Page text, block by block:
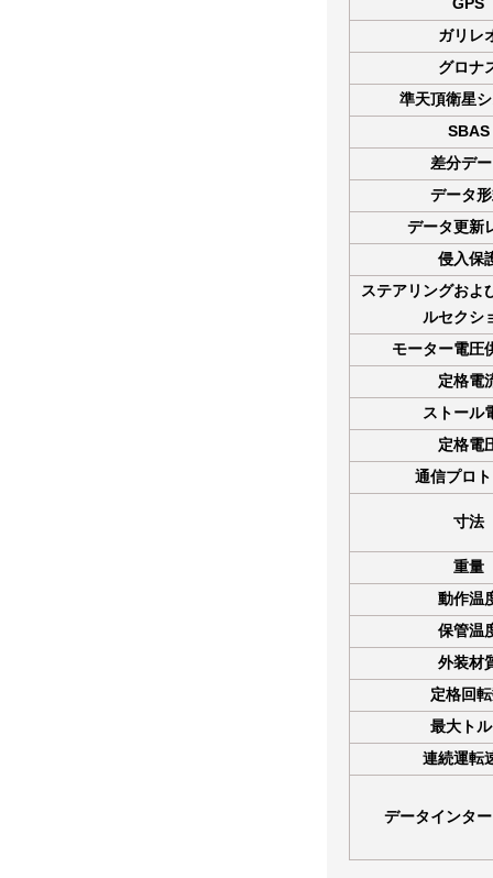
GPS
ガリレ
グロナ
準天頂衛星
SBAS
差分デ
データ
データ更新
侵入保
ステアリングおよ
ルセクシ
モーター電圧
定格電
ストール
定格電
通信プロ
寸法
重量
動作温
保管温
外装材
定格回
最大ト
連続運転
データインタ